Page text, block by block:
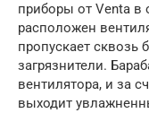
приборы от Venta в
расположен
пропускает сквозь
загрязнители.
вентилятора, и за
выходит